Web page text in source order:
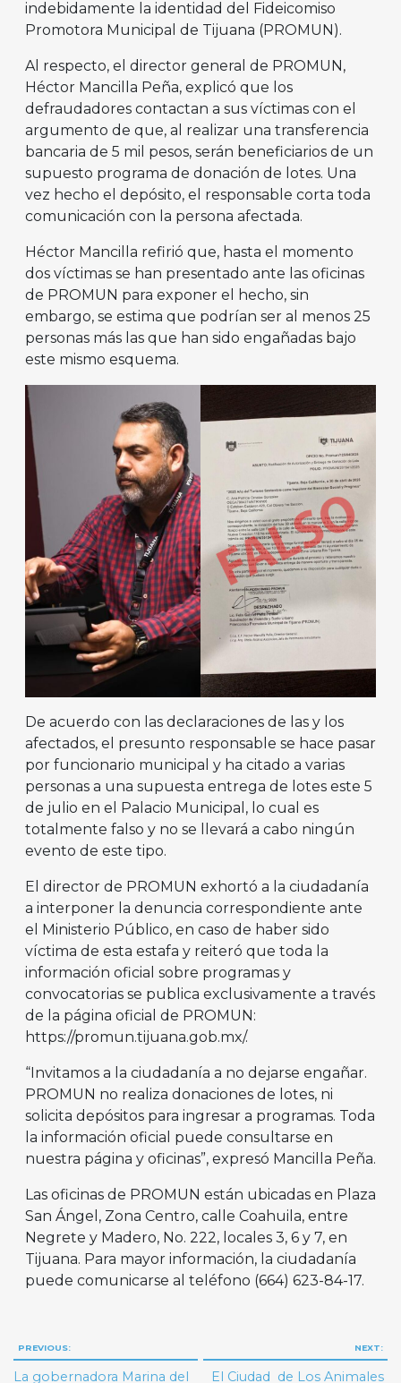
indebidamente la identidad del Fideicomiso
Promotora Municipal de Tijuana (PROMUN).
Al respecto, el director general de PROMUN,
Héctor Mancilla Peña, explicó que los
defraudadores contactan a sus víctimas con el
argumento de que, al realizar una transferencia
bancaria de 5 mil pesos, serán beneficiarios de un
supuesto programa de donación de lotes. Una
vez hecho el depósito, el responsable corta toda
comunicación con la persona afectada.
Héctor Mancilla refirió que, hasta el momento
dos víctimas se han presentado ante las oficinas
de PROMUN para exponer el hecho, sin
embargo, se estima que podrían ser al menos 25
personas más las que han sido engañadas bajo
este mismo esquema.
De acuerdo con las declaraciones de las y los
afectados, el presunto responsable se hace pasar
por funcionario municipal y ha citado a varias
personas a una supuesta entrega de lotes este 5
de julio en el Palacio Municipal, lo cual es
totalmente falso y no se llevará a cabo ningún
evento de este tipo.
El director de PROMUN exhortó a la ciudadanía
a interponer la denuncia correspondiente ante
el Ministerio Público, en caso de haber sido
víctima de esta estafa y reiteró que toda la
información oficial sobre programas y
convocatorias se publica exclusivamente a través
de la página oficial de PROMUN:
https://promun.tijuana.gob.mx/.
“Invitamos a la ciudadanía a no dejarse engañar.
PROMUN no realiza donaciones de lotes, ni
solicita depósitos para ingresar a programas. Toda
la información oficial puede consultarse en
nuestra página y oficinas”, expresó Mancilla Peña.
Las oficinas de PROMUN están ubicadas en Plaza
San Ángel, Zona Centro, calle Coahuila, entre
Negrete y Madero, No. 222, locales 3, 6 y 7, en
Tijuana. Para mayor información, la ciudadanía
puede comunicarse al teléfono (664) 623-84-17.
Navegación
de
PREVIOUS:
La gobernadora Marina del
NEXT:
El Ciudad de Los Animales